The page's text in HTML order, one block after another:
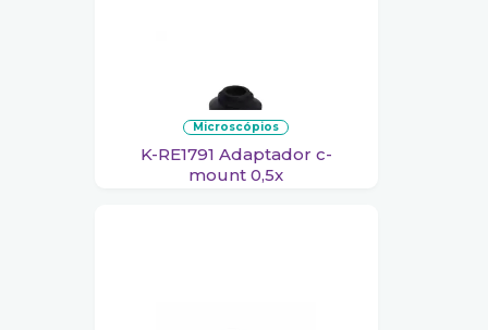
microscópios
K-RE1791 Adaptador c-
mount 0,5x